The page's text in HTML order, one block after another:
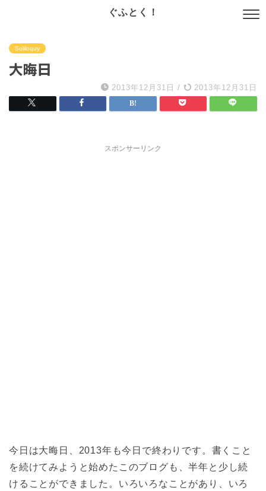
ぐふとく！
Soliloquy
大晦日
2013年12月31日 / 2013年12月31日
スポンサーリンク
今日は大晦日、2013年も今日で終わりです。書くこと
を続けてみようと始めたこのブログも、半年と少し続
けることができました。いろいろなことがあり、いろ